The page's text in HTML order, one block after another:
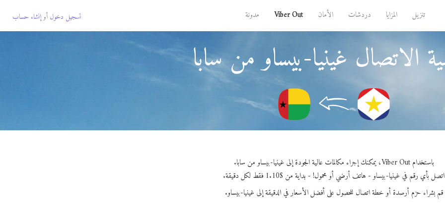
تنزيل المزايا دردشات الأمان Viber Out مدونة تسجيل دخول أوإنشاء حساب
الاتصال غينيا-بيساو من سابا
باستخدام Viber Out، يمكنك إجراء مكالمات عالية الجودة إلى غينيا-بيساو من سابا.
اتصل بأي رقم في غينيا-بيساو - هاتف أرضي أو محمول! - بداية من $1.10 فقط لكل دقيقة.
قم بشراء حزم أرصدة أو خطة اتصال للحصول على أفضل الأسعار في الدقيقة إلى غينيا-بيساو.